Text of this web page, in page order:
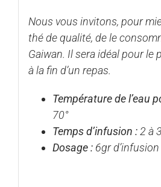
Nous vous invitons, pour
thé de qualité, de le
Gaiwan. Il sera idéal pour le
à la fin d’un repas.
Température de l’eau
70°
Temps d’infusion :2 à
Dosage : 6gr